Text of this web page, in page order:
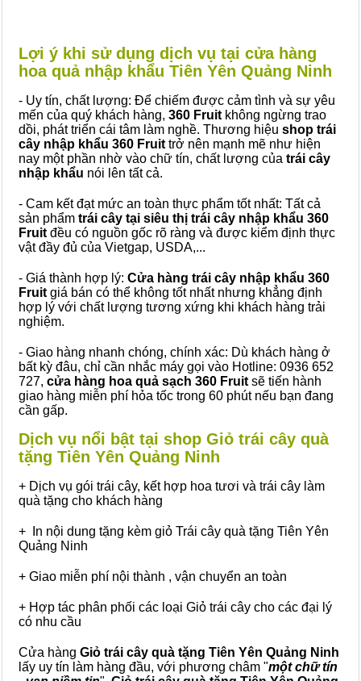
Lợi ý khi sử dụng dịch vụ tại cửa hàng
hoa quả nhập khẩu Tiên Yên Quảng Ninh
- Uy tín, chất lượng: Để chiếm được cảm tình và sự yêu
mến của quý khách hàng, 360 Fruit không ngừng trao
dồi, phát triển cái tâm làm nghề. Thương hiệu shop trái
cây nhập khẩu 360 Fruit trở nên mạnh mẽ như hiện
nay một phần nhờ vào chữ tín, chất lượng của trái cây
nhập khẩu nói lên tất cả.
- Cam kết đạt mức an toàn thực phẩm tốt nhất: Tất cả
sản phẩm trái cây tại siêu thị trái cây nhập khẩu 360
Fruit đều có nguồn gốc rõ ràng và được kiểm định thực
vật đầy đủ của Vietgap, USDA,...
- Giá thành hợp lý: Cửa hàng trái cây nhập khẩu 360
Fruit giá bán có thể không tốt nhất nhưng khẳng định
hợp lý với chất lượng tương xứng khi khách hàng trải
nghiệm.
- Giao hàng nhanh chóng, chính xác: Dù khách hàng ở
bất kỳ đâu, chỉ cần nhắc máy gọi vào Hotline: 0936 652
727, cửa hàng hoa quả sạch 360 Fruit sẽ tiến hành
giao hàng miễn phí hỏa tốc trong 60 phút nếu bạn đang
cần gấp.
Dịch vụ nổi bật tại shop Giỏ trái cây quà
tặng Tiên Yên Quảng Ninh
+ Dịch vụ gói trái cây, kết hợp hoa tươi và trái cây làm
quà tặng cho khách hàng
+ In nội dung tặng kèm giỏ Trái cây quà tặng Tiên Yên
Quảng Ninh
+ Giao miễn phí nội thành , vận chuyển an toàn
+ Hợp tác phân phối các loại Giỏ trái cây cho các đại lý
có nhu cầu
Cửa hàng Giỏ trái cây quà tặng Tiên Yên Quảng Ninh
lấy uy tín làm hàng đầu, với phương châm "một chữ tín